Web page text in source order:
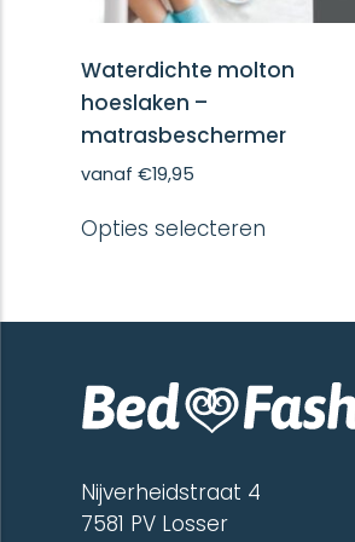
Waterdichte molton
hoeslaken –
matrasbeschermer
vanaf€19,95
Opties selecteren
Deze
gekozen
worden
Nijverheidstraat 4
7581 PV Losser